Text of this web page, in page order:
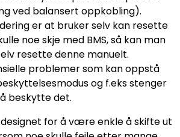
ved balansert oppkobling).
er at bruker selv kan resette
noe skje med BMS, så kan man
resette denne manuelt.
problemer som kan oppstå
og f.eks stenger
beskytte det.
for å være enkle å skifte ut